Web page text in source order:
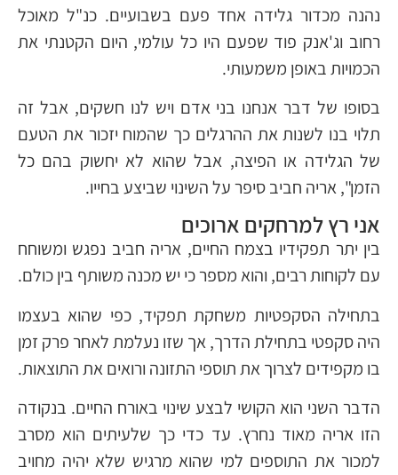
נהנה מכדור גלידה אחד פעם בשבועיים. כנ"ל מאוכל
רחוב וג'אנק פוד שפעם היו כל עולמי, היום הקטנתי את
הכמויות באופן משמעותי.
בסופו של דבר אנחנו בני אדם ויש לנו חשקים, אבל זה
תלוי בנו לשנות את ההרגלים כך שהמוח יזכור את הטעם
של הגלידה או הפיצה, אבל שהוא לא יחשוק בהם כל
הזמן", אריה חביב סיפר על השינוי שביצע בחייו.
אני רץ למרחקים ארוכים
בין יתר תפקידיו בצמח החיים, אריה חביב נפגש ומשוחח
עם לקוחות רבים, והוא מספר כי יש מכנה משותף בין כולם.
בתחילה הסקפטיות משחקת תפקיד, כפי שהוא בעצמו
היה סקפטי בתחילת הדרך, אך שזו נעלמת לאחר פרק זמן
בו מקפידים לצרוך את תוספי התזונה ורואים את התוצאות.
הדבר השני הוא הקושי לבצע שינוי באורח החיים. בנקודה
הזו אריה מאוד נחרץ. עד כדי כך שלעיתים הוא מסרב
למכור את התוספים למי שהוא מרגיש שלא יהיה מחויב